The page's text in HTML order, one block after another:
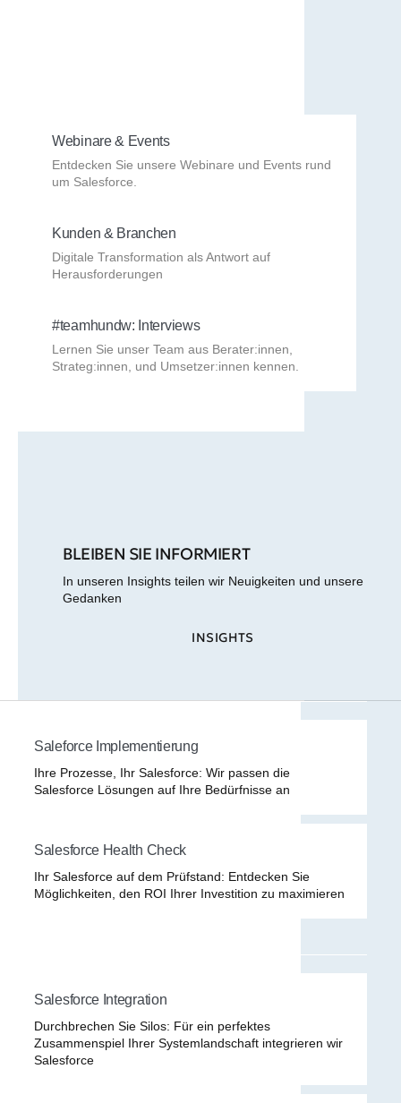
Webinare & Events
Entdecken Sie unsere Webinare und Events rund
um Salesforce.
Kunden & Branchen
Digitale Transformation als Antwort auf
Herausforderungen
#teamhundw: Interviews
Lernen Sie unser Team aus Berater:innen,
Strateg:innen, und Umsetzer:innen kennen.
BLEIBEN SIE INFORMIERT
In unseren Insights teilen wir Neuigkeiten und unsere
Gedanken
INSIGHTS
Saleforce Implementierung
Ihre Prozesse, Ihr Salesforce: Wir passen die
Salesforce Lösungen auf Ihre Bedürfnisse an
Salesforce Health Check
Ihr Salesforce auf dem Prüfstand: Entdecken Sie
Möglichkeiten, den ROI Ihrer Investition zu maximieren
Salesforce Integration
Durchbrechen Sie Silos: Für ein perfektes
Zusammenspiel Ihrer Systemlandschaft integrieren wir
Salesforce